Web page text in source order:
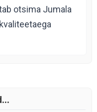
otsima Jumala